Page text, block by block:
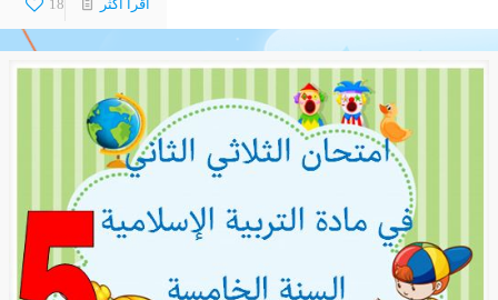
18 اقرأ أكثر